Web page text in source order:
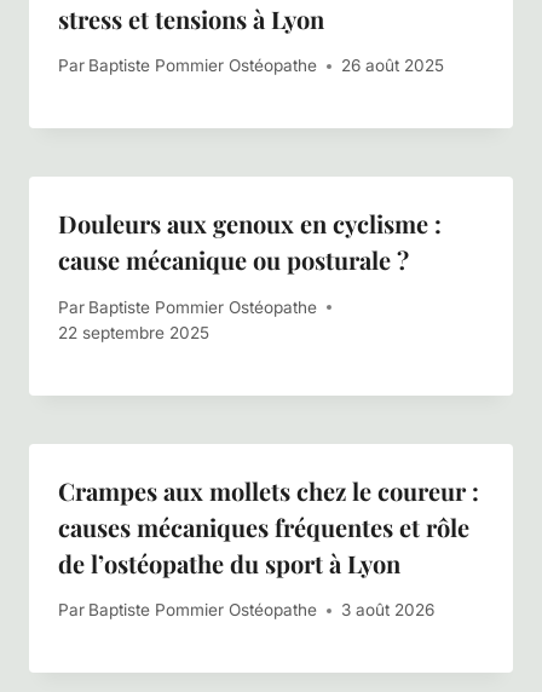
stress et tensions à Lyon
Par Baptiste Pommier Ostéopathe 26 août 2025
Douleurs aux genoux en cyclisme :
cause mécanique ou posturale ?
Par Baptiste Pommier Ostéopathe
22 septembre 2025
Crampes aux mollets chez le coureur :
causes mécaniques fréquentes et rôle
de l’ostéopathe du sport à Lyon
Par Baptiste Pommier Ostéopathe 3 août 2026